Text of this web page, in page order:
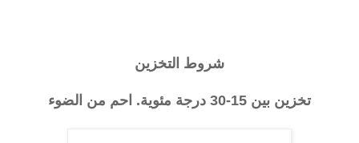
شروط التخزين
تخزين بين 15-30 درجة مئوية. احم من الضوء